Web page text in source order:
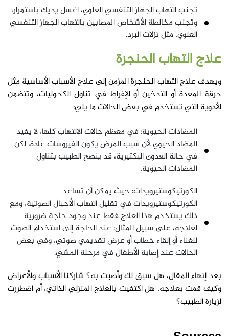
تجنب التهاب الجهاز التنفسي العلوي، اغسل يديك باستمرار،
وتجنب مخالطة الأشخاص المصابين بالتهاب الجهاز التنفسي
العلوي، مثل نزلات البرد.
علاج التهاب الحنجرة
ويهدف علاج التهاب الحنجرة المزمن إلى علاج الأسباب الأساسية مثل
حرقة المعدة أو التدخين أو الإفراط في تناول الكحوليات، وتتضمن
الأدوية التي تستخدم في بعض الحالات ما يلي:
المضادات الحيوية: في معظم حالات الالتهاب كلها، لا يفيد
المضاد الحيوي لأن سبب المرض يكون الفيروسات عادة، لكن
في حالة العدوى البكتيرية، قد ينصح الطبيب بتناول
المضادات الحيوية.
الكورتيكوستيرويدات: حيث يمكن أن تساعد
الكورتيكوستيرويدات في تقليل التهاب الأحبال الصوتية، ومع
ذلك يستخدم هذا العلاج فقط عند وجود حاجة ضرورية
لعلاجه، على سبيل المثال: عند الحاجة إلى استخدام الصوت
للغناء أو إلقاء خطاب أو عرض تقديمي صوتي، وفي بعض
الحالات عند إصابة الأطفال في مرحلة المشي.
بعد إنهاء المقال، هل سبق لك وأصبت به؟ شاركنا الأسباب والأعراض
وكيف قمت بعلاجه، هل اكتفيت بالعلاج المنزلي الذاتي، أم اضطررت
لزيارة الطبيب؟